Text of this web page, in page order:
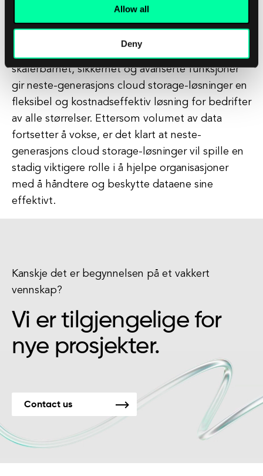
Allow all
Deny
storage-løsninger en rekke fordeler og funksjoner
som gjør dem til et attraktivt alternativ for
skalerbarhet, sikkerhet og avanserte funksjoner
gir neste-generasjons cloud storage-løsninger en
fleksibel og kostnadseffektiv løsning for bedrifter
av alle størrelser. Ettersom volumet av data
fortsetter å vokse, er det klart at neste-
generasjons cloud storage-løsninger vil spille en
stadig viktigere rolle i å hjelpe organisasjoner
med å håndtere og beskytte dataene sine
effektivt.
Kanskje det er begynnelsen på et vakkert
vennskap?
Vi er tilgjengelige for
nye prosjekter.
Contact us